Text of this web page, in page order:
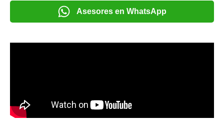
Asesores en WhatsApp